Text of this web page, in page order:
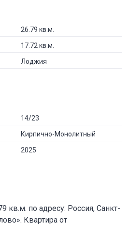
26.79 кв.м.
17.72 кв.м.
Лоджия
14/23
Кирпично-Монолитный
2025
кв.м. по адресу: Россия, Санкт-
Квартира от